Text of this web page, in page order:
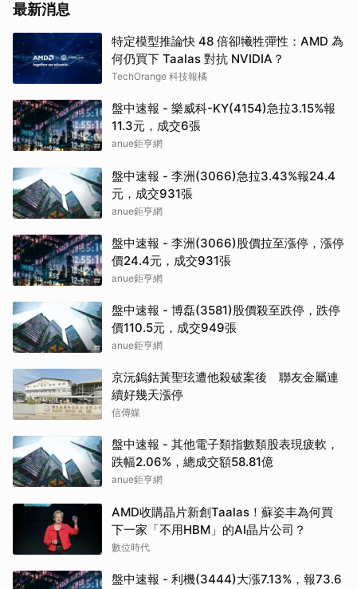
最新消息
特定模型推論快 48 倍卻犧牲彈性：AMD 為
何仍買下 Taalas 對抗 NVIDIA？
TechOrange 科技報橘
盤中速報 - 樂威科-KY(4154)急拉3.15%報
11.3元，成交6張
anue鉅亨網
盤中速報 - 李洲(3066)急拉3.43%報24.4
元，成交931張
anue鉅亨網
盤中速報 - 李洲(3066)股價拉至漲停，漲停
價24.4元，成交931張
anue鉅亨網
盤中速報 - 博磊(3581)股價殺至跌停，跌停
價110.5元，成交949張
anue鉅亨網
京沅鎢鈷黃聖玹遭他殺破案後 聯友金屬連
續好幾天漲停
信傳媒
盤中速報 - 其他電子類指數類股表現疲軟，
跌幅2.06%，總成交額58.81億
anue鉅亨網
AMD收購晶片新創Taalas！蘇姿丰為何買
下一家「不用HBM」的AI晶片公司？
數位時代
盤中速報 - 利機(3444)大漲7.13%，報73.6